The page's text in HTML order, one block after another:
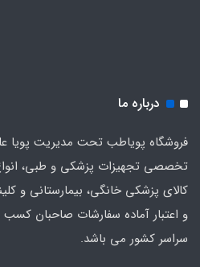
درباره ما
فروشگاه پویاطب تحت مدیریت پویا
تخصصی تجهیزات پزشکی و طبی،
و اعتبار آماده سفارشات صاحبان کسب
سراسر کشور می باشد.